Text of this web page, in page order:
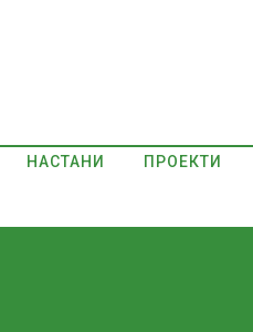
НАСТАНИ ПРОЕКТИ